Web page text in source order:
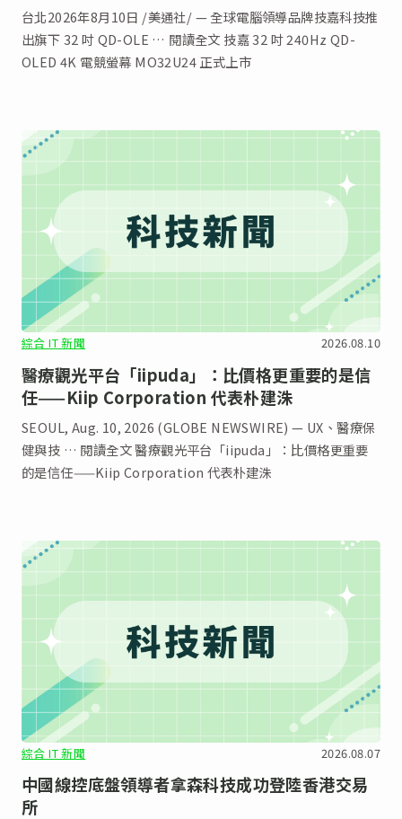
台北2026年8月10日 /美通社/ — 全球電腦領導品牌技嘉科技推
出旗下 32 吋 QD-OLE … 閱讀全文 技嘉 32 吋 240Hz QD-
OLED 4K 電競螢幕 MO32U24 正式上市
綜合 IT 新聞 2026.08.10
醫療觀光平台「iipuda」：比價格更重要的是信
任——Kiip Corporation 代表朴建洙
SEOUL, Aug. 10, 2026 (GLOBE NEWSWIRE) — UX、醫療保
健與技 … 閱讀全文 醫療觀光平台「iipuda」：比價格更重要
的是信任——Kiip Corporation 代表朴建洙
綜合 IT 新聞 2026.08.07
中國線控底盤領導者拿森科技成功登陸香港交易
所